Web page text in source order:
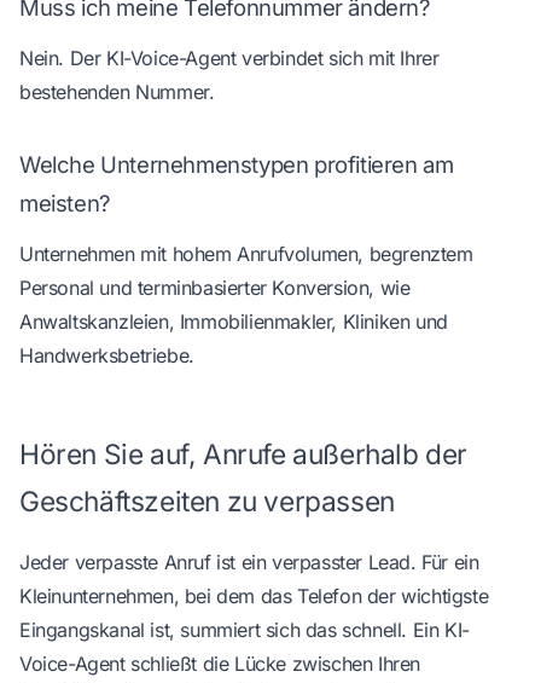
Muss ich meine Telefonnummer ändern?
Nein. Der KI-Voice-Agent verbindet sich mit Ihrer
bestehenden Nummer.
Welche Unternehmenstypen profitieren am
meisten?
Unternehmen mit hohem Anrufvolumen, begrenztem
Personal und terminbasierter Konversion, wie
Anwaltskanzleien, Immobilienmakler, Kliniken und
Handwerksbetriebe.
Hören Sie auf, Anrufe außerhalb der
Geschäftszeiten zu verpassen
Jeder verpasste Anruf ist ein verpasster Lead. Für ein
Kleinunternehmen, bei dem das Telefon der wichtigste
Eingangskanal ist, summiert sich das schnell. Ein KI-
Voice-Agent schließt die Lücke zwischen Ihren